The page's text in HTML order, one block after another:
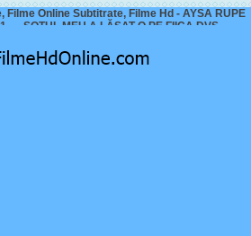
Filme Online Subtitrate, Filme Hd - AYSA RUPE
– „SOȚUL MEU A LĂSAT-O PE FIICA DVS.